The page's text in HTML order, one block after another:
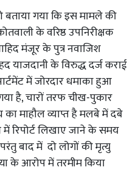
गया कि इस मामले की
के वरिष्ठ उपनिरीक्षक
मंजूर के पुत्र नवाजिश
याजदानी के विरुद्ध दर्ज कराई
में जोरदार धमाका हुआ
है, चारों तरफ चीख-पुकार
माहौल व्याप्त है मलबे में दबे
रिपोर्ट लिखाए जाने के समय
बाद में दो लोगों की मृत्यु
के आरोप में तरमीम किया